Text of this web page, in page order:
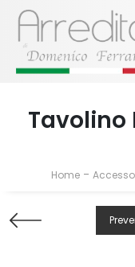
Tavolino
Home -